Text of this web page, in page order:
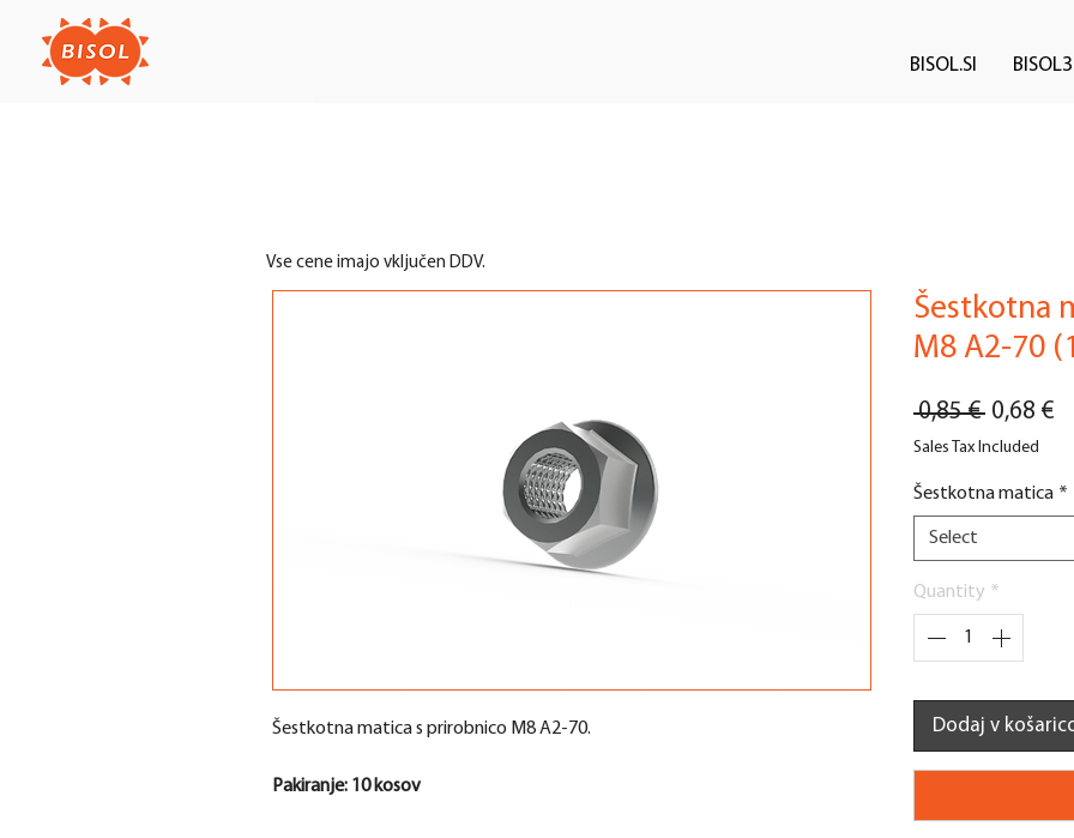
BISOL.SI
Šestkotna matica s prirobnico M8 A2-70.
Pakiranje: 10 kosov
Šestkotna
M8 A2-70
0,85 € Regular
Price
0,68 €
Sales Tax Included
Šestkotna matica *
Select
Quantity *
Dodaj v
Vse cene imajo vključen DDV.